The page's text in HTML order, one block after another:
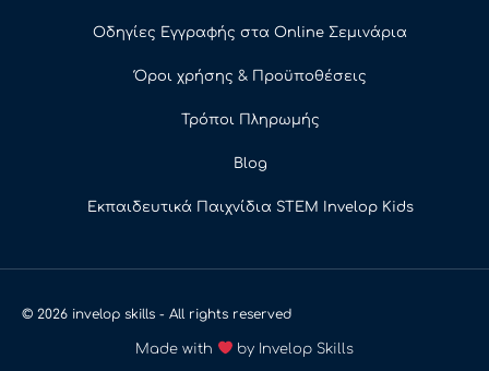
Οδηγίες Εγγραφής στα Online Σεμινάρια
Όροι χρήσης & Προϋποθέσεις
Τρόποι Πληρωμής
Blog
Εκπαιδευτικά Παιχνίδια STEM Invelop Kids
© 2026 invelop skills - All rights reserved
Made with by Invelop Skills